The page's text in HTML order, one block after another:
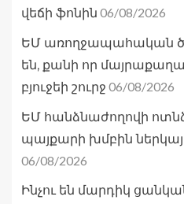
վեճի ֆոնին 06/08/2026
ԵՄ առողջապահական
են, քանի որ
բյուջեի շուրջ 06/08/2026
ԵՄ հանձնաժողովի
պայքարի խմբին
06/08/2026
Ինչու են մարդիկ